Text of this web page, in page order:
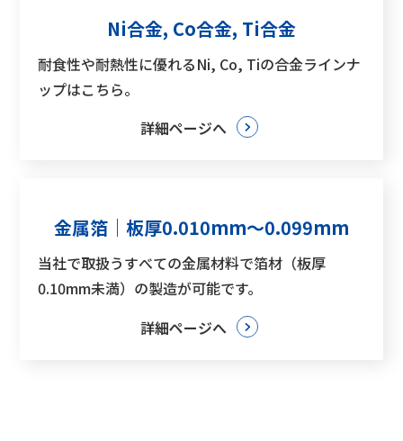
Ni合金, Co合金, Ti合金
耐食性や耐熱性に優れるNi, Co, Tiの合金ラインナ
ップはこちら。
詳細ページへ
金属箔｜板厚0.010mm～0.099mm
当社で取扱うすべての金属材料で箔材（板厚
0.10mm未満）の製造が可能です。
詳細ページへ